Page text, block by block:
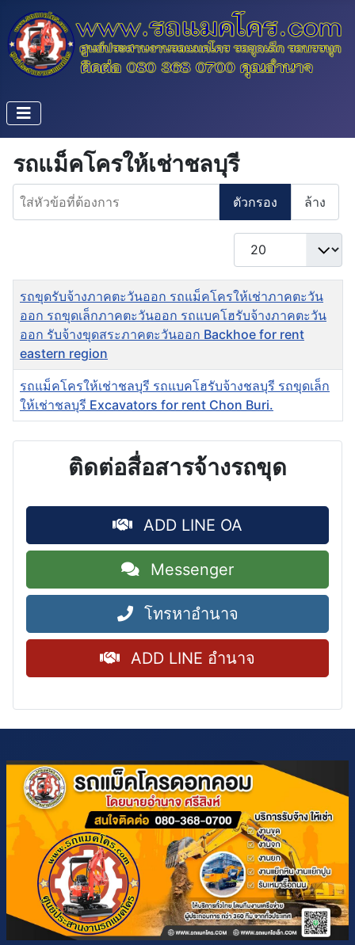
รถแม็คโครให้เช่าชลบุรี
ใส่หัวข้อที่ต้องการ
ตัวกรอง ล้าง
แสดง #
ชื่อ
รถขุดรับจ้างภาคตะวันออก รถแม็คโครให้เช่าภาคตะวัน
ออก รถขุดเล็กภาคตะวันออก รถแบคโฮรับจ้างภาคตะวัน
ออก รับจ้างขุดสระภาคตะวันออก Backhoe for rent
eastern region
รถแม็คโครให้เช่าชลบุรี รถแบคโฮรับจ้างชลบุรี รถขุดเล็ก
ให้เช่าชลบุรี Excavators for rent Chon Buri.
ติดต่อสื่อสารจ้างรถขุด
ADD LINE OA
Messenger
โทรหาอำนาจ
ADD LINE อำนาจ